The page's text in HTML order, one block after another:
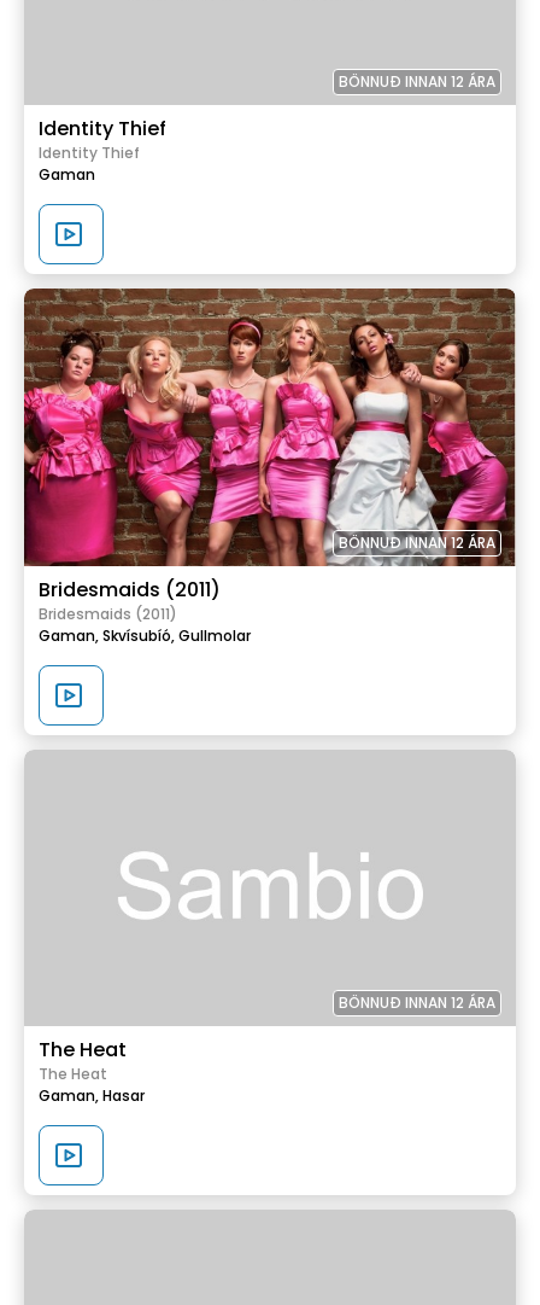
BÖNNUÐ INNAN 12 ÁRA
Identity Thief
Identity Thief
Gaman
BÖNNUÐ INNAN 12 ÁRA
Bridesmaids (2011)
Bridesmaids (2011)
Gaman,Skvísubíó,Gullmolar
BÖNNUÐ INNAN 12 ÁRA
The Heat
The Heat
Gaman,Hasar